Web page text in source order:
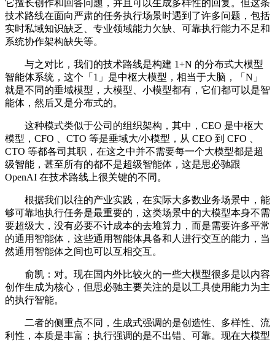
它擅长创作和回答问题，并且可以生成多样性的回复。但这条
技术路线在面向严肃的任务执行场景时遇到了许多问题，包括
实时私域知识缺乏、专业领域能力欠缺、可靠执行能力不足和
系统协作架构缺失等。
与之对比，我们的技术路线是构建 1+N 的分布式大模型
智能体系统，这个「1」是中枢大模型，相当于大脑，「N」
就是不同的垂域模型，大模型、小模型都有，它们都可以是智
能体，然后又是分布式的。
这种模式类似于公司的组织架构，其中，CEO 是中枢大
模型，CFO 、CTO 等是垂域大/小模型，从 CEO 到 CFO 、
CTO 等都各司其职，在这之中并不需要每一个大模型都是超
级智能，甚至所有的都不是超级智能体，这是思必驰跟
OpenAI 在技术路线上很关键的不同。
根据我们以往的产业实践，在实际大多数业务场景中，能
够可靠地执行任务是最重要的，这类场景中的大模型本身不需
要超级大，没有必要不计成本的去堆算力，而是需要许多平常
的通用智能体，这些通用智能体具备和人进行交互的能力，当
然通用智能体之间也可以互相交互。
俞凯：对。现在国内外比较火的一些大模型很多是以内容
创作生成为核心，但思必驰主要关注的是以工具使用能力为主
的执行智能。
二者的侧重点不同，生成式强调的是创造性、多样性、流
利性，本质是丰富；执行强调的是不出错、可靠。现在大模型